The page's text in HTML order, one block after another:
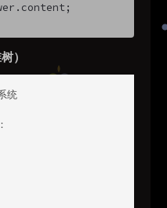
）
统